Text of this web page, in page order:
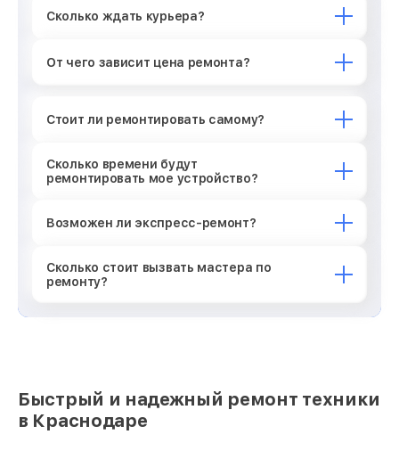
Сколько ждать курьера?
От чего зависит цена ремонта?
Стоит ли ремонтировать самому?
Сколько времени будут
ремонтировать мое устройство?
Возможен ли экспресс-ремонт?
Сколько стоит вызвать мастера по
ремонту?
Быстрый и надежный ремонт техники
в Краснодаре